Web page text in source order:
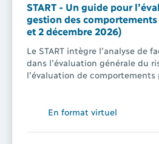
START - Un guide pour
gestion des
et 2 décembre 2026)
Le START intègre l’analyse de
dans l’évaluation générale du
l’évaluation de comportements
En format virtuel